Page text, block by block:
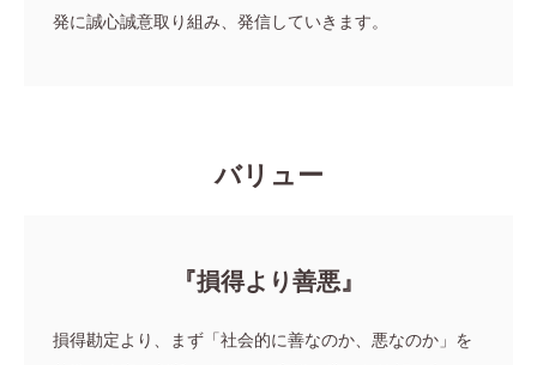
発に誠心誠意取り組み、発信していきます。
バリュー
『損得より善悪』
損得勘定より、まず「社会的に善なのか、悪なのか」を